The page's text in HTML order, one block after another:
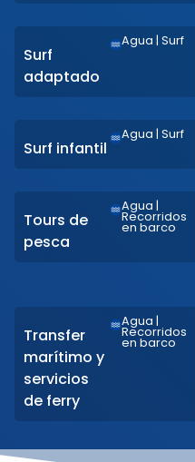
Surf
adaptado
Agua |Surf
Surf infantil
Agua |Surf
Tours de
pesca
Agua |
Recorridos
en barco
Transfer
marítimo y
servicios
de ferry
Agua |
Recorridos
en barco